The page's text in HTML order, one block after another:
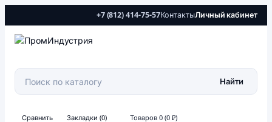
+7 (812) 414-75-57КонтактыЛичный кабинет
Найти
Сравнить Закладки (0) Товаров 0 (0 ₽)